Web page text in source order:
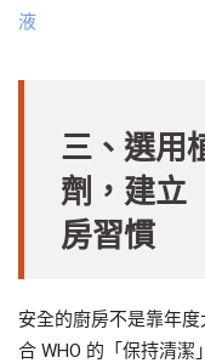
液
三、選用
劑，建立
房習慣
安全的廚房不是靠年
合 WHO 的「保持清